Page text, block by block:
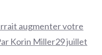
augmenter votre
Korin Miller29 juillet